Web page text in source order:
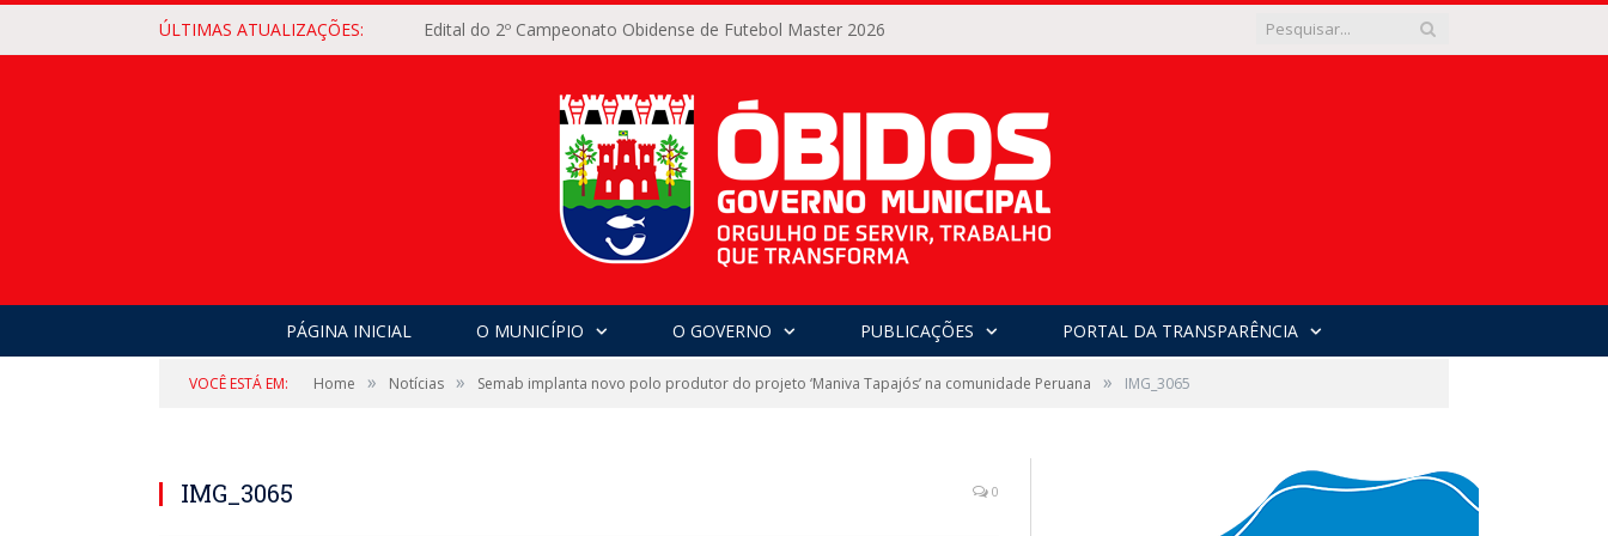
ÚLTIMAS ATUALIZAÇÕES: Edital do 2º Campeonato Obidense de Futebol Master 2026
PÁGINA INICIAL O MUNICÍPIO O GOVERNO PUBLICAÇÕES PORTAL DA TRANSPARÊNCIA
VOCÊ ESTÁ EM: Home » Notícias » Semab implanta novo polo produtor do projeto ‘Maniva Tapajós’ na comunidade Peruana » IMG_3065
IMG_3065 0